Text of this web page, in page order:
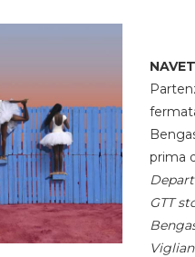
prima
GTT